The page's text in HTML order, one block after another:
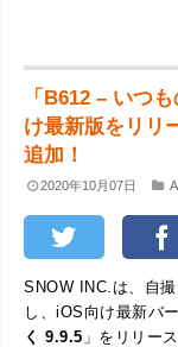
「B612 – いつ
け最新版をリリ
追加！
2020年10月07日
SNOW INC.は、自
し、iOS向け最新バ
く 9.9.5 」をリリー